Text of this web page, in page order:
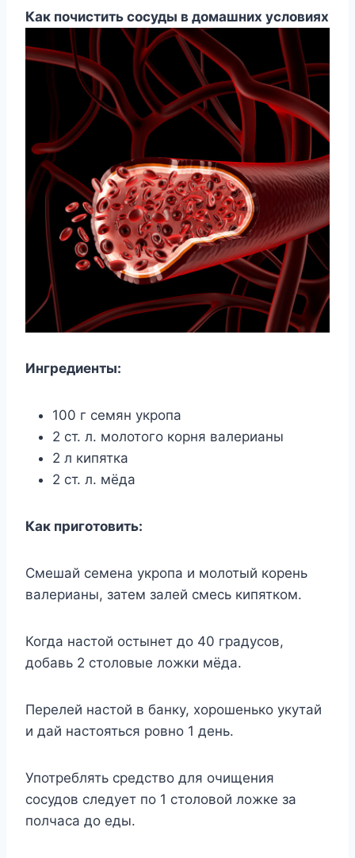
Как почистить сосуды в домашних условиях
Ингредиенты:
100 г семян укропа
2 ст. л. молотого корня валерианы
2 л кипятка
2 ст. л. мёда
Как приготовить:
Смешай семена укропа и молотый корень
валерианы, затем залей смесь кипятком.
Когда настой остынет до 40 градусов,
добавь 2 столовые ложки мёда.
Перелей настой в банку, хорошенько укутай
и дай настояться ровно 1 день.
Употреблять средство для очищения
сосудов следует по 1 столовой ложке за
полчаса до еды.